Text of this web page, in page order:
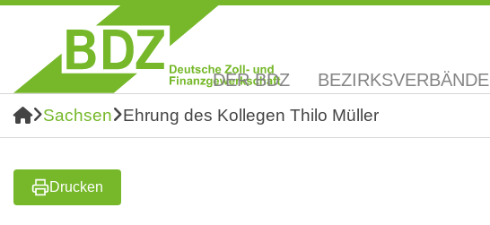
DER BDZ BEZIRKSVERBÄNDE
Sachsen Ehrung des Kollegen Thilo Müller
Drucken